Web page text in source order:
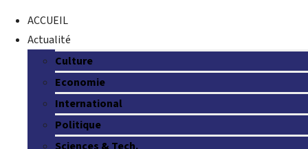
ACCUEIL
Actualité
Culture
Economie
International
Politique